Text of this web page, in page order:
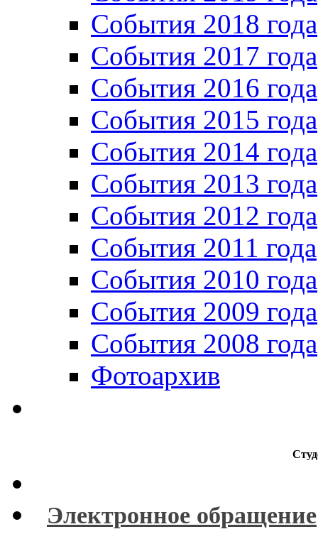
События 2018 года
События 2017 года
События 2016 года
События 2015 года
События 2014 года
События 2013 года
События 2012 года
События 2011 года
События 2010 года
События 2009 года
События 2008 года
Фотоархив
Электронное обращение